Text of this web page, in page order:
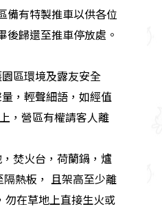
備有特製推車以供各位
後歸還至推車停放處。
區環境及露友安全
，輕聲細語，如經值
，營區有權請客人離
焚火台，荷蘭鍋，爐
熱板， 且架高至少離
勿在草地上直接生火或